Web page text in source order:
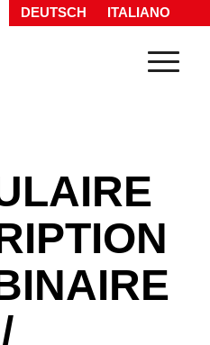
DEUTSCH ITALIANO
/